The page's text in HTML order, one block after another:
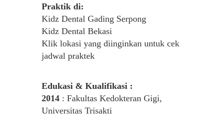
Praktik di:
Kidz Dental Gading Serpong
Kidz Dental Bekasi
Klik lokasi yang diinginkan untuk cek
jadwal praktek
Edukasi & Kualifikasi :
2014 : Fakultas Kedokteran Gigi,
Universitas Trisakti